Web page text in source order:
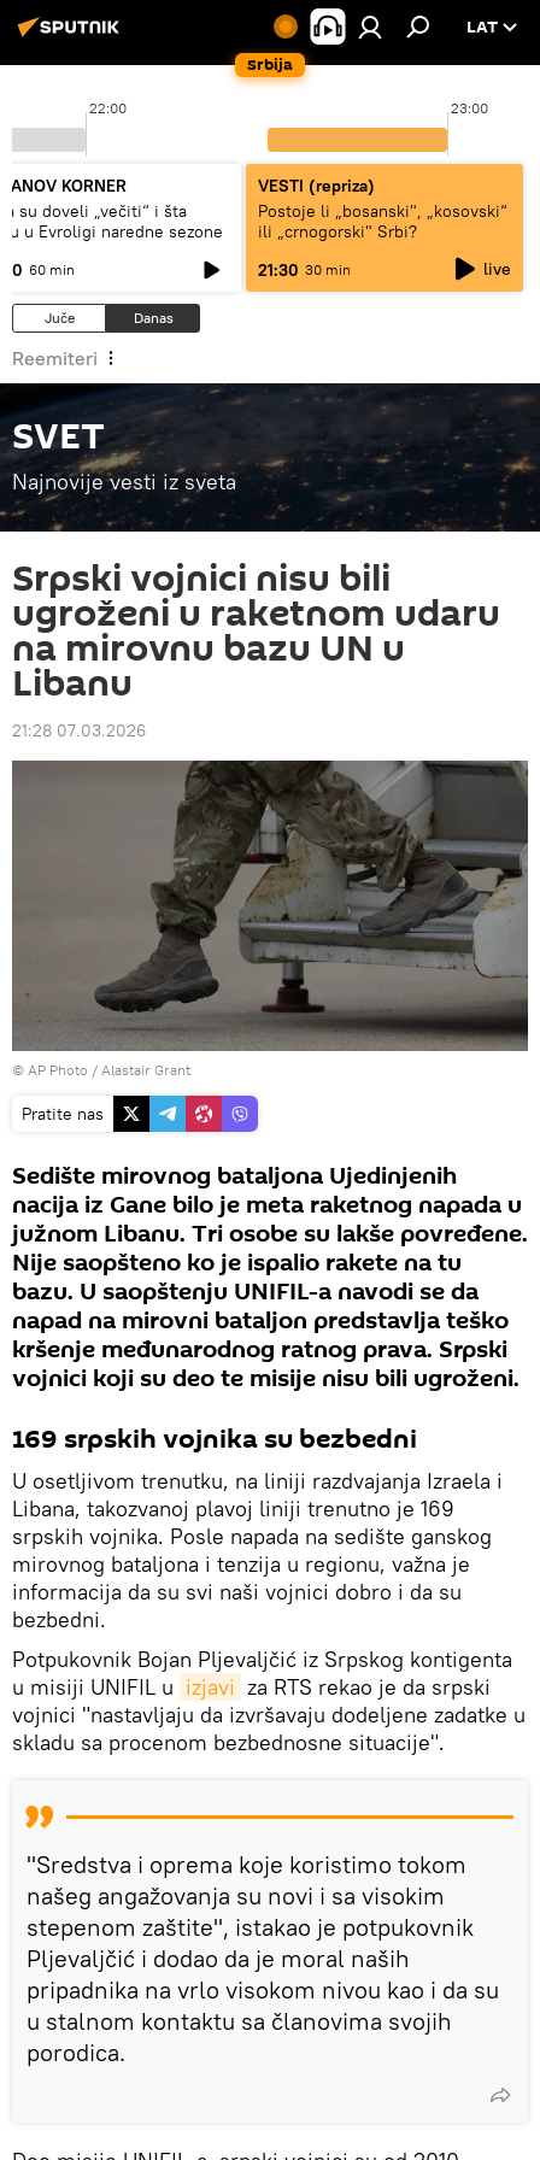
Srbija
LAT
22:00 23:00
KORNER
su doveli „večiti“ i šta
u Evroligi naredne sezone
60 min
VESTI (repriza)
Postoje li „bosanski", „kosovski“
ili „crnogorski" Srbi?
21:30 30 min live
Juče Danas
Reemiteri
SVET
Najnovije vesti iz sveta
Srpski vojnici nisu bili
ugroženi u raketnom udaru
na mirovnu bazu UN u
Libanu
21:28 07.03.2026
© AP Photo / Alastair Grant
Pratite nas
Sedište mirovnog bataljona Ujedinjenih
nacija iz Gane bilo je meta raketnog napada u
južnom Libanu. Tri osobe su lakše povređene.
Nije saopšteno ko je ispalio rakete na tu
bazu. U saopštenju UNIFIL-a navodi se da
napad na mirovni bataljon predstavlja teško
kršenje međunarodnog ratnog prava. Srpski
vojnici koji su deo te misije nisu bili ugroženi.
169 srpskih vojnika su bezbedni
U osetljivom trenutku, na liniji razdvajanja Izraela i
Libana, takozvanoj plavoj liniji trenutno je 169
srpskih vojnika. Posle napada na sedište ganskog
mirovnog bataljona i tenzija u regionu, važna je
informacija da su svi naši vojnici dobro i da su
bezbedni.
Potpukovnik Bojan Pljevaljčić iz Srpskog kontigenta
u misiji UNIFIL u izjavi za RTS rekao je da srpski
vojnici "nastavljaju da izvršavaju dodeljene zadatke u
skladu sa procenom bezbednosne situacije".
"Sredstva i oprema koje koristimo tokom
našeg angažovanja su novi i sa visokim
stepenom zaštite", istakao je potpukovnik
Pljevaljčić i dodao da je moral naših
pripadnika na vrlo visokom nivou kao i da su
u stalnom kontaktu sa članovima svojih
porodica.